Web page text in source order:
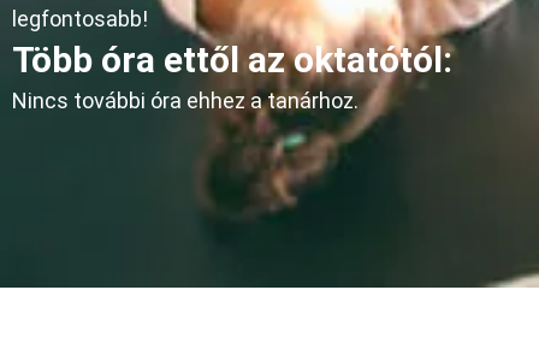
legfontosabb!
Több óra ettől az oktatótól:
Nincs további óra ehhez a tanárhoz.